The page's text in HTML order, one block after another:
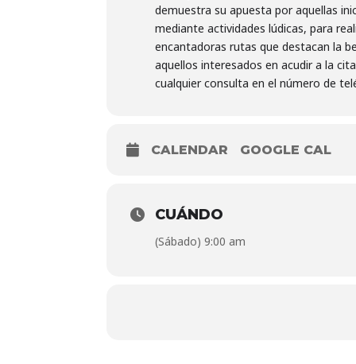
demuestra su apuesta por aquellas
mediante actividades lúdicas, para
encantadoras rutas que destacan la
aquellos interesados en acudir a la
cualquier consulta en el número de
CALENDAR GOOGLE CAL
CUÁNDO
(Sábado) 9:00 am